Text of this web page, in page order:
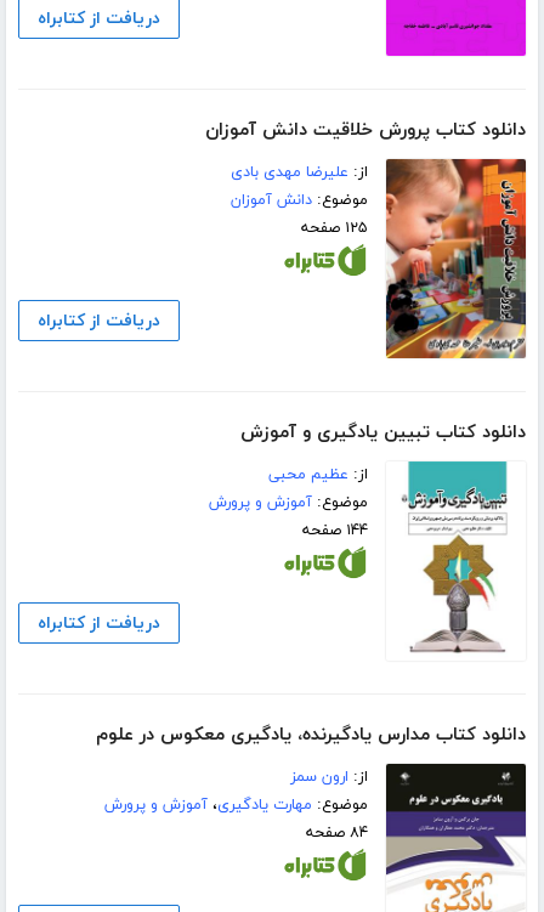
دریافت از کتابراه
دانلود کتاب پرورش خلاقیت دانش آموزان
از: علیرضا مهدی بادی
موضوع:دانش آموزان
۱۲۵ صفحه
دریافت از کتابراه
دانلود کتاب تبیین یادگیری و آموزش
از: عظیم محبی
موضوع:آموزش و پرورش
۱۴۴ صفحه
دریافت از کتابراه
دانلود کتاب مدارس یادگیرنده، یادگیری معکوس در علوم
از: ارون سمز
موضوع: مهارت یادگیری،آموزش و پرورش
۸۴ صفحه